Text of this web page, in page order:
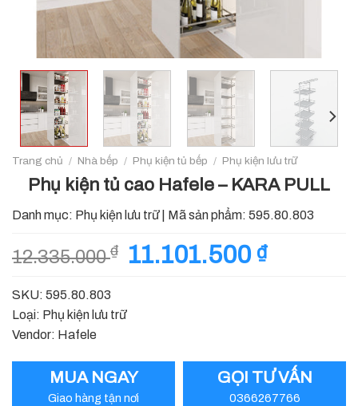
Trang chủ / Nhà bếp / Phụ kiện tủ bếp / Phụ kiện lưu trữ
Phụ kiện tủ cao Hafele – KARA PULL
Danh mục: Phụ kiện lưu trữ Mã sản phẩm: 595.80.803
12.335.000₫
Giá
11.101.500 ₫Giá
SKU: 595.80.803
Loại: Phụ kiện lưu trữ
Vendor: Hafele
MUA NGAY
Giao hàng tận nơi
GỌI TƯ VẤN
0366267766